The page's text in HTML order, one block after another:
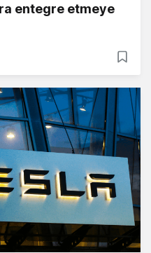
entegre etmeye